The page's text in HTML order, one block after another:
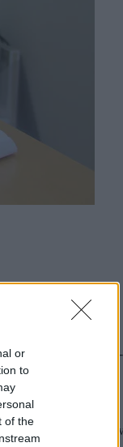
or
to
of the
i antall familievold-
målsetningen om å